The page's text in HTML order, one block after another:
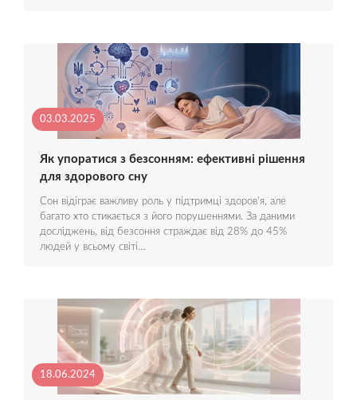
03.03.2025
Як упоратися з безсонням: ефективні рішення
для здорового сну
Сон відіграє важливу роль у підтримці здоров'я, але
багато хто стикається з його порушеннями. За даними
досліджень, від безсоння страждає від 28% до 45%
людей у всьому світі…
18.06.2024